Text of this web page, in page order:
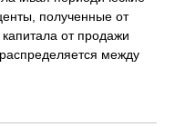
полученные от
от продажи
между